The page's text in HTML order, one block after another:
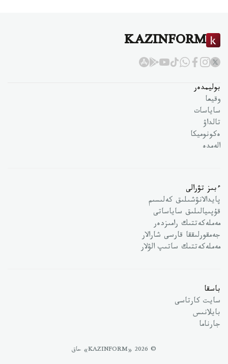
KAZINFORM
بوليمدەر
وقيعا
ساياسات
تالداۋ
ەكونوميكا
الەمدە
ءبىز تۋرالى
پايدالانۋشىلىق كەلىسىم
قۇپىيالىلىق ساياساتى
مەملەكەتتىك رامىزدەر
جەمقورلىققا قارسى شارالار
مەملەكەتتىك ساتىپ الۋلار
باسقا
سايت كارتاسى
بايلانىس
جارناما
© 2026 «KAZINFORM» حاق